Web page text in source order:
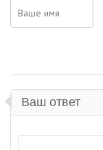
Ваш ответ